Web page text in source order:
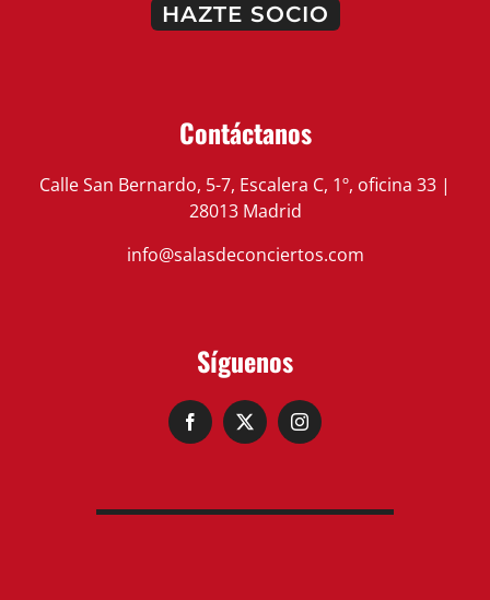
HAZTE SOCIO
Contáctanos
Calle San Bernardo, 5-7, Escalera C, 1º, oficina 33 |
28013 Madrid
info@salasdeconciertos.com
Síguenos